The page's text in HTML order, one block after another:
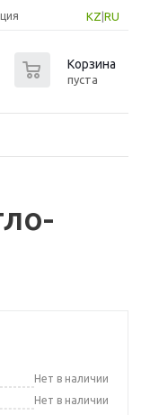
KZ RU
Корзина
пуста
Нет в наличии
Нет в наличии